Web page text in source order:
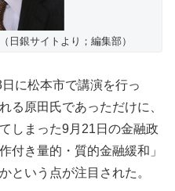
日銀サイトより；編集部）
に松本市で講演を行っ
る原田氏であっただけに、
しまった9月21日の金融政
付き量的・質的金融緩和」
という点が注目された。